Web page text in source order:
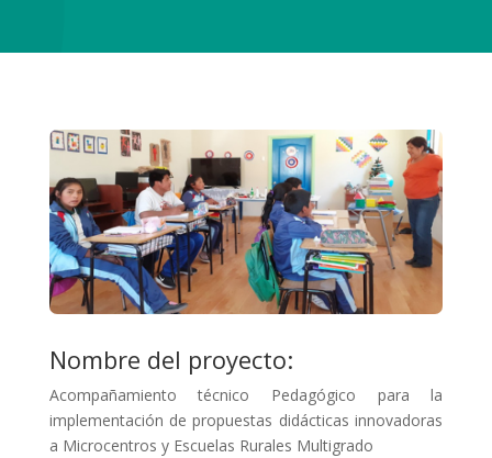
Nombre del proyecto:
Acompañamiento técnico Pedagógico para la
implementación de propuestas didácticas innovadoras
a Microcentros y Escuelas Rurales Multigrado